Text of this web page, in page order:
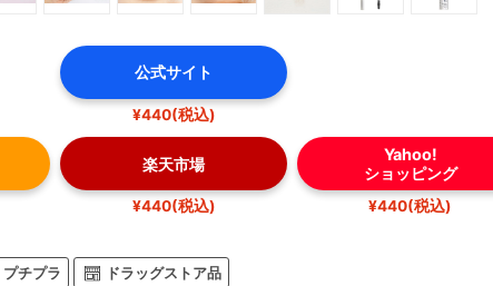
公式サイト
¥440(税込)
楽天市場
¥440(税込)
Yahoo!
ショッピング
¥440(税込)
プチプラ ドラッグストア品